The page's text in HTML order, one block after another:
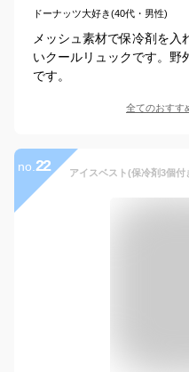
ドーナッツ大好き(40代・男性)
メッシュ素材で保冷剤を
いクールリュックです。野
です。
全てのおすす
no. 22